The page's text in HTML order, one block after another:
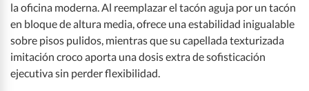
la oficina moderna. Al reemplazar el tacón aguja por un tacón
en bloque de altura media, ofrece una estabilidad inigualable
sobre pisos pulidos, mientras que su capellada texturizada
imitación croco aporta una dosis extra de sofisticación
ejecutiva sin perder flexibilidad.